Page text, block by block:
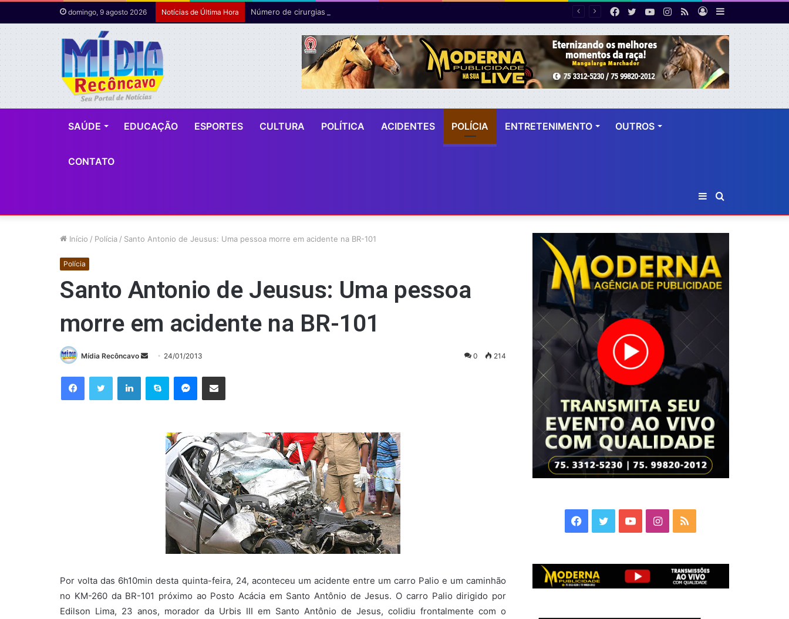
domingo, 9 agosto 2026 Notícias de Última Hora
Barra
Lateral
Entrar
RSS
Instagram
YouTube
Twitter
Facebook
SAÚDE EDUCAÇÃO ESPORTES CULTURA POLÍTICA ACIDENTES POLÍCIA ENTRETENIMENTO OUTROS
CONTATO
por
Barra
Lateral
Início / Polícia / Santo Antonio de Jeusus: Uma pessoa morre em acidente na BR-101
Polícia
Santo Antonio de Jeusus: Uma pessoa
morre em acidente na BR-101
Mídia Recôncavo
Mande
e-
24/01/2013 0 214
FacebookTwitter LinkedinSkype Messenger
Compartilhar via e-mail
Por volta das 6h10min desta quinta-feira, 24, aconteceu um acidente entre um carro Palio e um caminhão
no KM-260 da BR-101 próximo ao Posto Acácia em Santo Antônio de Jesus. O carro Palio dirigido por
Edilson Lima, 23 anos, morador da Urbis III em Santo Antônio de Jesus, colidiu frontalmente com o
Facebook
TwitterYouTubeInstagram
RSS